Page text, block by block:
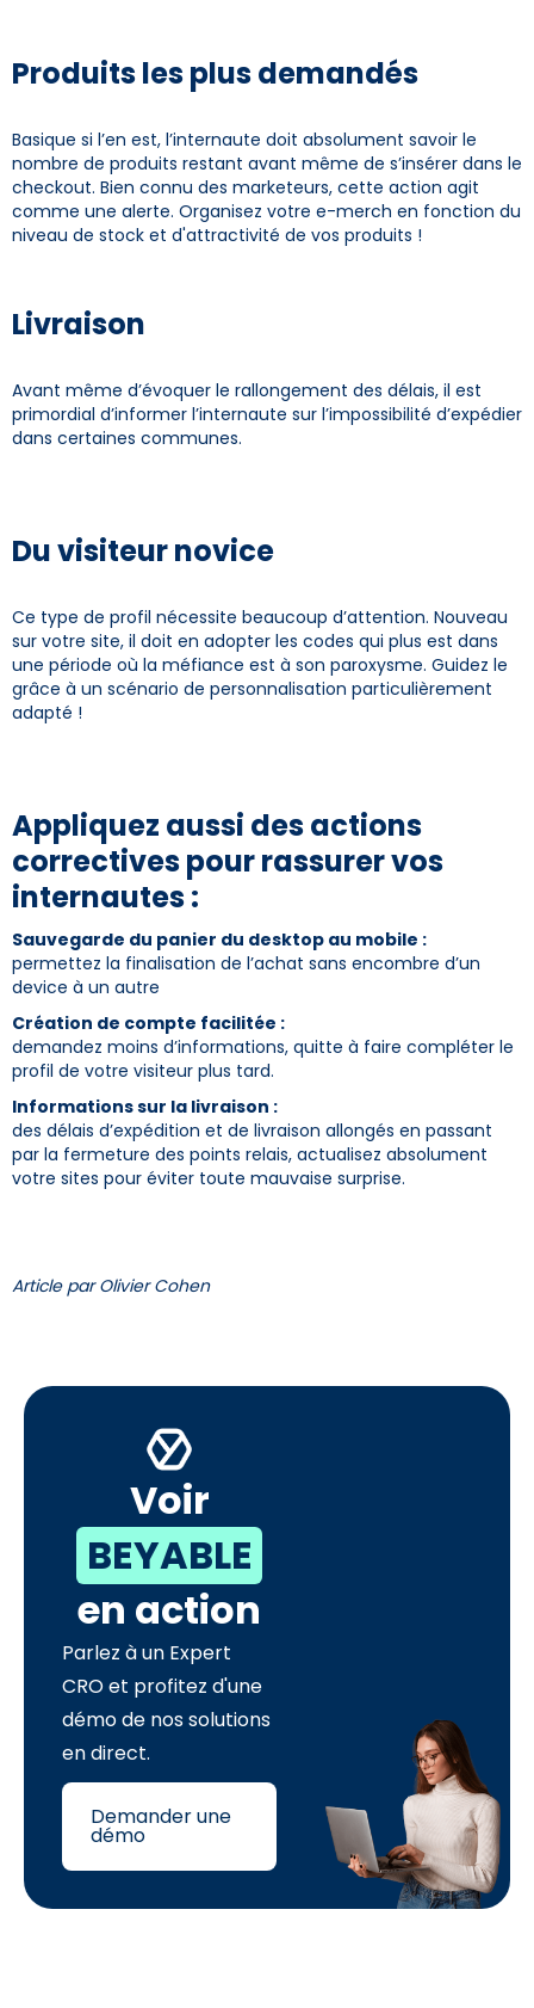
Produits les plus demandés
Basique si l’en est, l’internaute doit absolument savoir le
nombre de produits restant avant même de s’insérer dans le
checkout. Bien connu des marketeurs, cette action agit
comme une alerte. Organisez votre e-merch en fonction du
niveau de stock et d'attractivité de vos produits !
Livraison
Avant même d’évoquer le rallongement des délais, il est
primordial d’informer l’internaute sur l’impossibilité d’expédier
dans certaines communes.
Du visiteur novice
Ce type de profil nécessite beaucoup d’attention. Nouveau
sur votre site, il doit en adopter les codes qui plus est dans
une période où la méfiance est à son paroxysme. Guidez le
grâce à un scénario de personnalisation particulièrement
adapté !
Appliquez aussi des actions
correctives pour rassurer vos
internautes :
Sauvegarde du panier du desktop au mobile :
permettez la finalisation de l’achat sans encombre d’un
device à un autre
Création de compte facilitée :
demandez moins d’informations, quitte à faire compléter le
profil de votre visiteur plus tard.
Informations sur la livraison :
des délais d’expédition et de livraison allongés en passant
par la fermeture des points relais, actualisez absolument
votre sites pour éviter toute mauvaise surprise.
Article par Olivier Cohen
Voir
BEYABLE
en action
Parlez à un Expert
CRO et profitez d'une
démo de nos solutions
en direct.
Demander une
démo